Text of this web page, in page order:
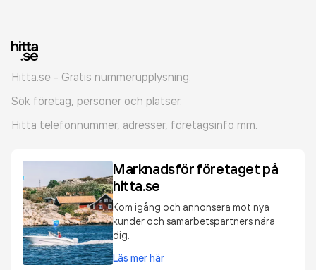
Hitta.se - Gratis nummerupplysning.
Sök företag, personer och platser.
Hitta telefonnummer, adresser, företagsinfo mm.
Marknadsför företaget på
hitta.se
Kom igång och annonsera mot nya
kunder och samarbetspartners nära
dig.
Läs mer här